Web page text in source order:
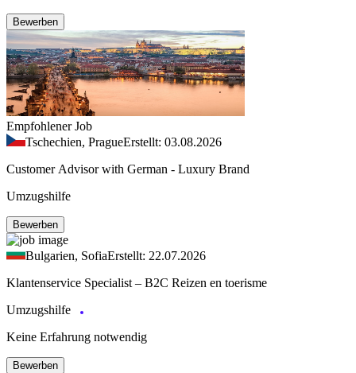
Bewerben
Empfohlener Job
Tschechien, PragueErstellt: 03.08.2026
Customer Advisor with German - Luxury Brand
Umzugshilfe
Bewerben
Bulgarien, SofiaErstellt: 22.07.2026
Klantenservice Specialist – B2C Reizen en toerisme
Umzugshilfe
Keine Erfahrung notwendig
Bewerben